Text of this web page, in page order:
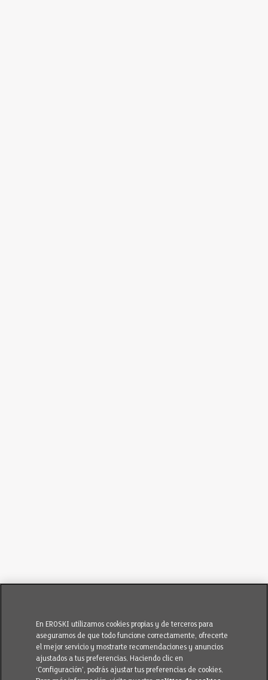
En EROSKI utilizamos cookies propias y de terceros para
asegurarnos de que todo funcione correctamente, ofrecerte
el mejor servicio y mostrarte recomendaciones y anuncios
ajustados a tus preferencias. Haciendo clic en
‘Configuración’, podrás ajustar tus preferencias de cookies.